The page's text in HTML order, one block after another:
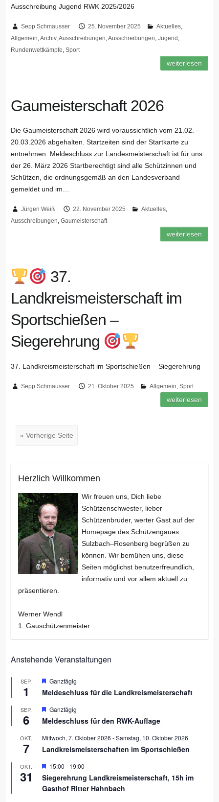
Ausschreibung Jugend RWK 2025/2026
Sepp Schmausser 25. November 2025 Aktuelles,
Allgemein,Archiv,Ausschreibungen,Ausschreibungen, Jugend ,
Rundenwettkämpfe, Sport
weiterlesen
Gaumeisterschaft 2026
Die Gaumeisterschaft 2026 wird voraussichtlich vom 21.02. –
20.03.2026 abgehalten. Startzeiten sind der Startkarte zu
entnehmen. Meldeschluss zur Landesmeisterschaft ist für uns
der 26. März 2026 Startberechtigt sind alle Schützinnen und
Schützen, die ordnungsgemäß an den Landesverband
gemeldet und im…
Jürgen Weiß 22. November 2025 Aktuelles,
Ausschreibungen, Gaumeisterschaft
weiterlesen
37.
Landkreismeisterschaft im
Sportschießen –
Siegerehrung
37. Landkreismeisterschaft im Sportschießen – Siegerehrung
Sepp Schmausser 21. Oktober 2025 Allgemein Sport
weiterlesen
« Vorherige Seite
Herzlich Willkommen
Wir freuen uns, Dich liebe
Schützenschwester, lieber
Schützenbruder, werter Gast auf der
Homepage des Schützengaues
Sulzbach–Rosenberg begrüßen zu
können. Wir bemühen uns, diese
Seiten möglichst benutzerfreundlich,
informativ und vor allem aktuell zu
präsentieren.
Werner Wendl
1. Gauschützenmeister
Anstehende Veranstaltungen
SEP.
1
H
r
o
r
e
h
o
e
Ganztägig
Meldeschluss für die Landkreismeisterschaft
SEP.
6
H
r
o
r
e
h
o
b
Ganztägig
Meldeschluss für den RWK-Auflage
OKT.
7
Mittwoch, 7. Oktober 2026 -Samstag, 10. Oktober 2026
Landkreismeisterschaften im Sportschießen
OKT.
31
H
r
v
15:00 - 19:00
Siegerehrung Landkreismeisterschaft, 15h im
Gasthof Ritter Hahnbach